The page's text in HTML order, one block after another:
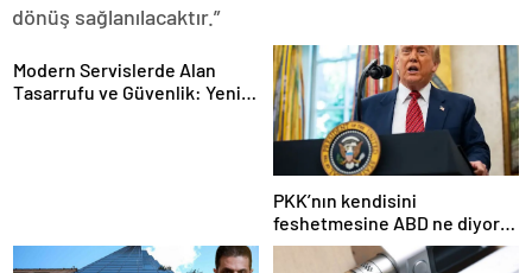
dönüş sağlanılacaktır.”
Modern Servislerde Alan
Tasarrufu ve Güvenlik: Yeni
PKK’nın kendisini
feshetmesine ABD ne diyor?
İlk açıklama